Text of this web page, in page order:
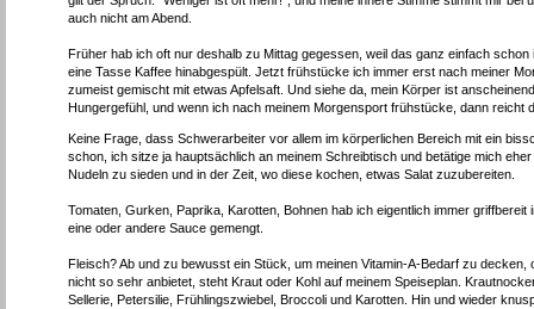
auch nicht am Abend.
Früher hab ich oft nur deshalb zu Mittag gegessen, weil das ganz einfach
eine Tasse Kaffee hinabgespült. Jetzt frühstücke ich immer erst nach meiner
zumeist gemischt mit etwas Apfelsaft. Und siehe da, mein Körper ist
Hungergefühl, und wenn ich nach meinem Morgensport frühstücke, dann reicht
Keine Frage, dass Schwerarbeiter vor allem im körperlichen Bereich mit ein
schon, ich sitze ja hauptsächlich an meinem Schreibtisch und betätige mich
Nudeln zu sieden und in der Zeit, wo diese kochen, etwas Salat zuzubereiten.
Tomaten, Gurken, Paprika, Karotten, Bohnen hab ich eigentlich immer
eine oder andere Sauce gemengt.
Fleisch? Ab und zu bewusst ein Stück, um meinen Vitamin-A-Bedarf zu
nicht so sehr anbietet, steht Kraut oder Kohl auf meinem Speiseplan.
Sellerie, Petersilie, Frühlingszwiebel, Broccoli und Karotten. Hin und wieder